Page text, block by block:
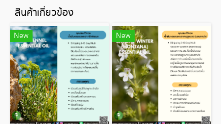
สินค้าเกี่ยวข้อง
New New